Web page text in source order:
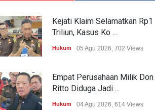
Kejati Klaim Selamatkan Rp1
Triliun, Kasus Ko ...
Hukum 05 Agu 2026, 702 Views
Empat Perusahaan Milik Don
Ritto Diduga Jadi ...
Hukum 04 Agu 2026, 614 Views